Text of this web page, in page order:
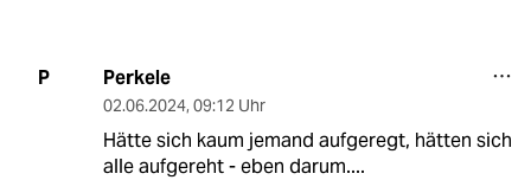
P Perkele
02.06.2024, 09:12 Uhr
Hätte sich kaum jemand aufgeregt, hätten sich
alle aufgereht - eben darum....